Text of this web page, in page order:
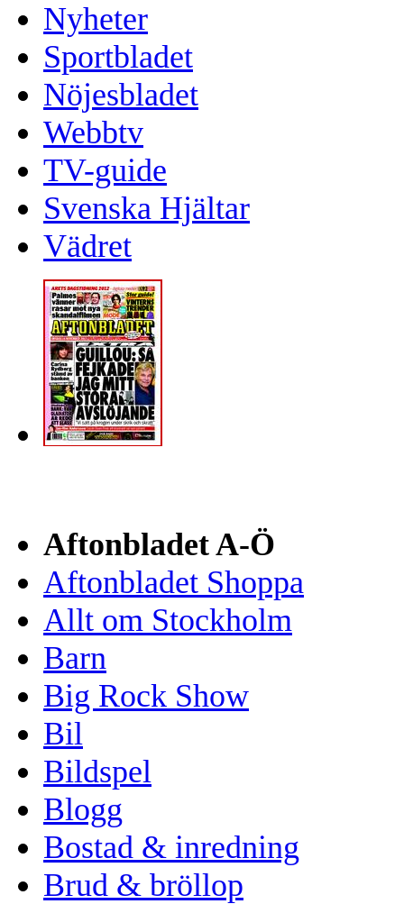
Nyheter
Sportbladet
Nöjesbladet
Webbtv
TV-guide
Svenska Hjältar
Vädret
Aftonbladet A-Ö
Aftonbladet Shoppa
Allt om Stockholm
Barn
Big Rock Show
Bil
Bildspel
Blogg
Bostad & inredning
Brud & bröllop